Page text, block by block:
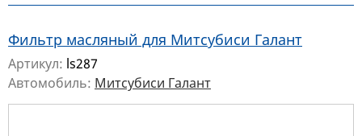
Фильтр масляный для Митсубиси Галант
Артикул: ls287
Автомобиль: Митсубиси Галант